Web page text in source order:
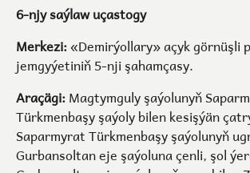
6-njy saýlaw uçastogy
Merkezi:«Demirýollary» açyk görnüşli
jemgyýetiniň 5-nji şahamçasy.
Araçägi:Magtymguly şaýolunyň
Türkmenbaşy şaýoly bilen kesişýän
Saparmyrat Türkmenbaşy şaýolunyň
Gurbansoltan eje şaýoluna çenli, şol